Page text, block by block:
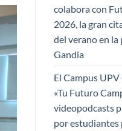
colabora con
2026, la gran
del verano en la
Gandia
El Campus
«Tu Futuro
videopodcasts
por estudiantes